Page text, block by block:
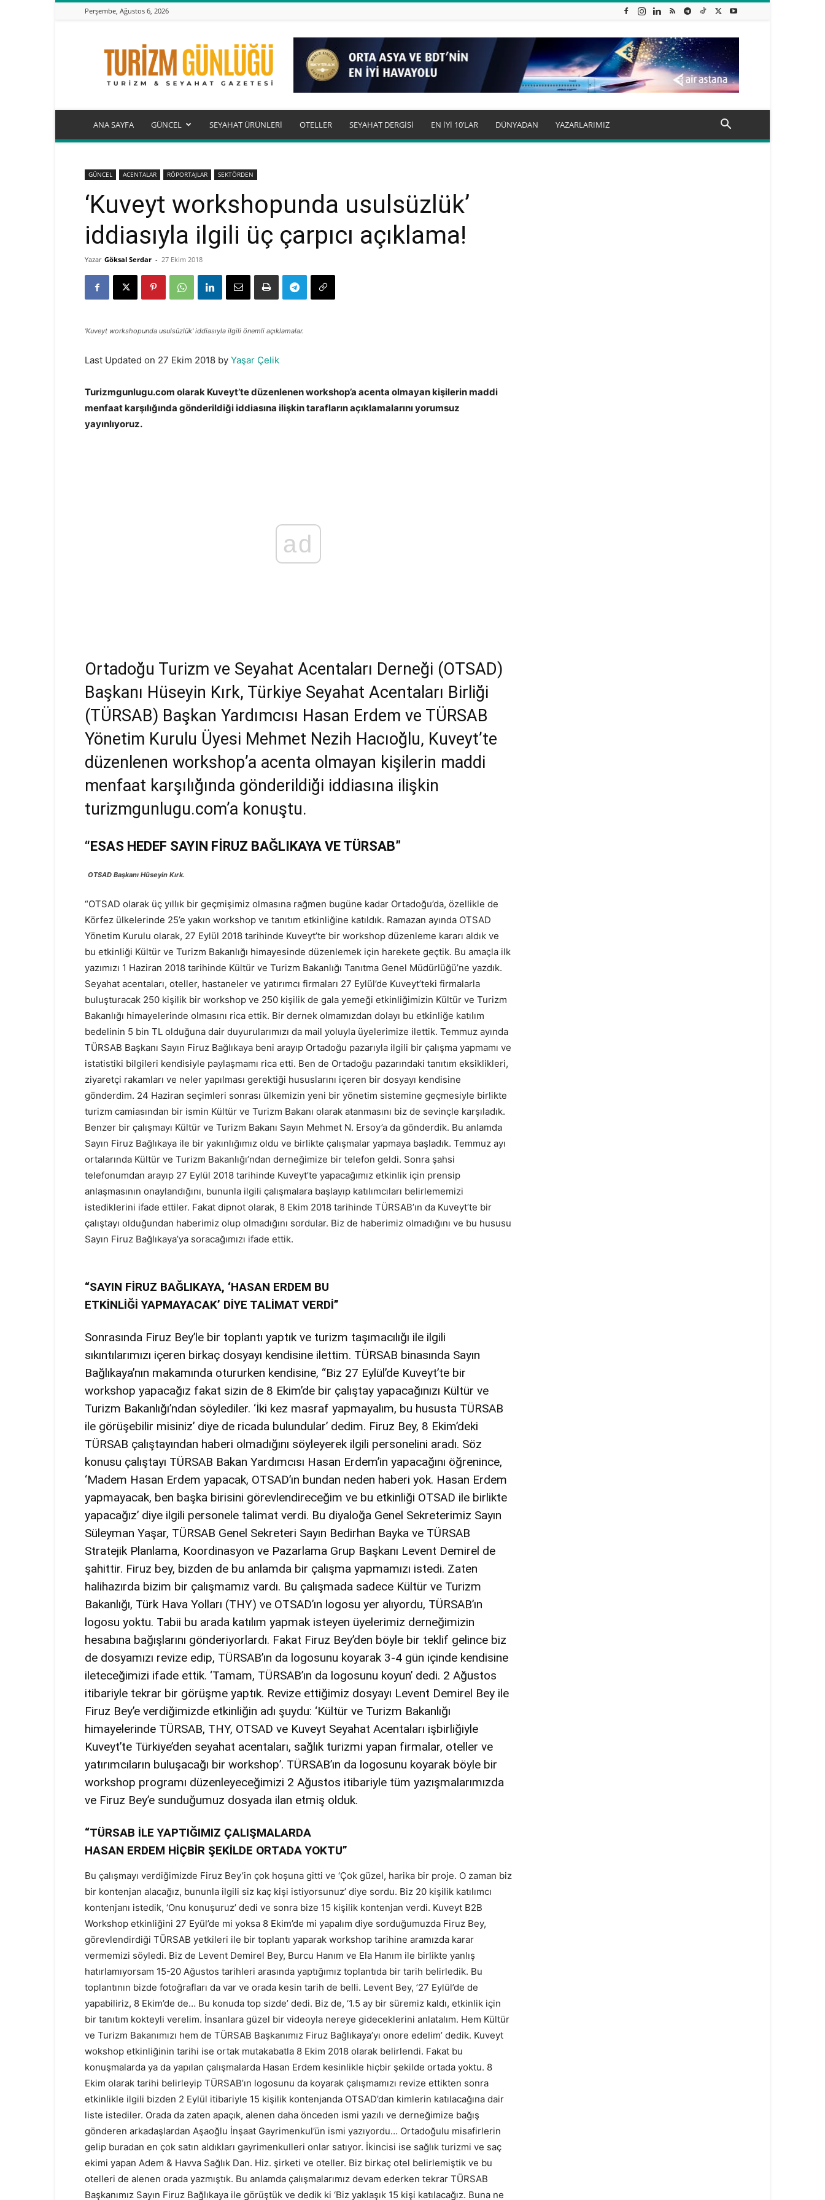
Perşembe, Ağustos 6, 2026
Turizm
Günlüğü
ANA SAYFA GÜNCEL SEYAHAT ÜRÜNLERİ OTELLER SEYAHAT DERGİSİ EN İYİ 10’LAR DÜNYADAN YAZARLARIMIZ
GÜNCEL ACENTALAR RÖPORTAJLAR SEKTÖRDEN
‘Kuveyt workshopunda usulsüzlük’
iddiasıyla ilgili üç çarpıcı açıklama!
Yazar Göksal Serdar - 27 Ekim 2018
'Kuveyt workshopunda usulsüzlük' iddiasıyla ilgili önemli açıklamalar.
Last Updated on 27 Ekim 2018 by Yaşar Çelik
Turizmgunlugu.com olarak Kuveyt’te düzenlenen workshop’a acenta olmayan kişilerin maddi
menfaat karşılığında gönderildiği iddiasına ilişkin tarafların açıklamalarını yorumsuz
yayınlıyoruz.
ad
Ortadoğu Turizm ve Seyahat Acentaları Derneği (OTSAD)
Başkanı Hüseyin Kırk, Türkiye Seyahat Acentaları Birliği
(TÜRSAB) Başkan Yardımcısı Hasan Erdem ve TÜRSAB
Yönetim Kurulu Üyesi Mehmet Nezih Hacıoğlu, Kuveyt’te
düzenlenen workshop’a acenta olmayan kişilerin maddi
menfaat karşılığında gönderildiği iddiasına ilişkin
turizmgunlugu.com’a konuştu.
“ESAS HEDEF SAYIN FİRUZ BAĞLIKAYA VE TÜRSAB”
OTSAD Başkanı Hüseyin Kırk.
“OTSAD olarak üç yıllık bir geçmişimiz olmasına rağmen bugüne kadar Ortadoğu’da, özellikle de
Körfez ülkelerinde 25’e yakın workshop ve tanıtım etkinliğine katıldık. Ramazan ayında OTSAD
Yönetim Kurulu olarak, 27 Eylül 2018 tarihinde Kuveyt’te bir workshop düzenleme kararı aldık ve
bu etkinliği Kültür ve Turizm Bakanlığı himayesinde düzenlemek için harekete geçtik. Bu amaçla ilk
yazımızı 1 Haziran 2018 tarihinde Kültür ve Turizm Bakanlığı Tanıtma Genel Müdürlüğü’ne yazdık.
Seyahat acentaları, oteller, hastaneler ve yatırımcı firmaları 27 Eylül’de Kuveyt’teki firmalarla
buluşturacak 250 kişilik bir workshop ve 250 kişilik de gala yemeği etkinliğimizin Kültür ve Turizm
Bakanlığı himayelerinde olmasını rica ettik. Bir dernek olmamızdan dolayı bu etkinliğe katılım
bedelinin 5 bin TL olduğuna dair duyurularımızı da mail yoluyla üyelerimize ilettik. Temmuz ayında
TÜRSAB Başkanı Sayın Firuz Bağlıkaya beni arayıp Ortadoğu pazarıyla ilgili bir çalışma yapmamı ve
istatistiki bilgileri kendisiyle paylaşmamı rica etti. Ben de Ortadoğu pazarındaki tanıtım eksiklikleri,
ziyaretçi rakamları ve neler yapılması gerektiği hususlarını içeren bir dosyayı kendisine
gönderdim. 24 Haziran seçimleri sonrası ülkemizin yeni bir yönetim sistemine geçmesiyle birlikte
turizm camiasından bir ismin Kültür ve Turizm Bakanı olarak atanmasını biz de sevinçle karşıladık.
Benzer bir çalışmayı Kültür ve Turizm Bakanı Sayın Mehmet N. Ersoy’a da gönderdik. Bu anlamda
Sayın Firuz Bağlıkaya ile bir yakınlığımız oldu ve birlikte çalışmalar yapmaya başladık. Temmuz ayı
ortalarında Kültür ve Turizm Bakanlığı’ndan derneğimize bir telefon geldi. Sonra şahsi
telefonumdan arayıp 27 Eylül 2018 tarihinde Kuveyt’te yapacağımız etkinlik için prensip
anlaşmasının onaylandığını, bununla ilgili çalışmalara başlayıp katılımcıları belirlememizi
istediklerini ifade ettiler. Fakat dipnot olarak, 8 Ekim 2018 tarihinde TÜRSAB’ın da Kuveyt’te bir
çalıştayı olduğundan haberimiz olup olmadığını sordular. Biz de haberimiz olmadığını ve bu hususu
Sayın Firuz Bağlıkaya’ya soracağımızı ifade ettik.
“SAYIN FİRUZ BAĞLIKAYA, ‘HASAN ERDEM BU
ETKİNLİĞİ YAPMAYACAK’ DİYE TALİMAT VERDİ”
Sonrasında Firuz Bey’le bir toplantı yaptık ve turizm taşımacılığı ile ilgili
sıkıntılarımızı içeren birkaç dosyayı kendisine ilettim. TÜRSAB binasında Sayın
Bağlıkaya’nın makamında otururken kendisine, “Biz 27 Eylül’de Kuveyt’te bir
workshop yapacağız fakat sizin de 8 Ekim’de bir çalıştay yapacağınızı Kültür ve
Turizm Bakanlığı’ndan söylediler. ‘İki kez masraf yapmayalım, bu hususta TÜRSAB
ile görüşebilir misiniz’ diye de ricada bulundular’ dedim. Firuz Bey, 8 Ekim’deki
TÜRSAB çalıştayından haberi olmadığını söyleyerek ilgili personelini aradı. Söz
konusu çalıştayı TÜRSAB Bakan Yardımcısı Hasan Erdem’in yapacağını öğrenince,
‘Madem Hasan Erdem yapacak, OTSAD’ın bundan neden haberi yok. Hasan Erdem
yapmayacak, ben başka birisini görevlendireceğim ve bu etkinliği OTSAD ile birlikte
yapacağız’ diye ilgili personele talimat verdi. Bu diyaloğa Genel Sekreterimiz Sayın
Süleyman Yaşar, TÜRSAB Genel Sekreteri Sayın Bedirhan Bayka ve TÜRSAB
Stratejik Planlama, Koordinasyon ve Pazarlama Grup Başkanı Levent Demirel de
şahittir. Firuz bey, bizden de bu anlamda bir çalışma yapmamızı istedi. Zaten
halihazırda bizim bir çalışmamız vardı. Bu çalışmada sadece Kültür ve Turizm
Bakanlığı, Türk Hava Yolları (THY) ve OTSAD’ın logosu yer alıyordu, TÜRSAB’ın
logosu yoktu. Tabii bu arada katılım yapmak isteyen üyelerimiz derneğimizin
hesabına bağışlarını gönderiyorlardı. Fakat Firuz Bey’den böyle bir teklif gelince biz
de dosyamızı revize edip, TÜRSAB’ın da logosunu koyarak 3-4 gün içinde kendisine
ileteceğimizi ifade ettik. ‘Tamam, TÜRSAB’ın da logosunu koyun’ dedi. 2 Ağustos
itibariyle tekrar bir görüşme yaptık. Revize ettiğimiz dosyayı Levent Demirel Bey ile
Firuz Bey’e verdiğimizde etkinliğin adı şuydu: ‘Kültür ve Turizm Bakanlığı
himayelerinde TÜRSAB, THY, OTSAD ve Kuveyt Seyahat Acentaları işbirliğiyle
Kuveyt’te Türkiye’den seyahat acentaları, sağlık turizmi yapan firmalar, oteller ve
yatırımcıların buluşacağı bir workshop’. TÜRSAB’ın da logosunu koyarak böyle bir
workshop programı düzenleyeceğimizi 2 Ağustos itibariyle tüm yazışmalarımızda
ve Firuz Bey’e sunduğumuz dosyada ilan etmiş olduk.
“TÜRSAB İLE YAPTIĞIMIZ ÇALIŞMALARDA
HASAN ERDEM HİÇBİR ŞEKİLDE ORTADA YOKTU”
Bu çalışmayı verdiğimizde Firuz Bey’in çok hoşuna gitti ve ‘Çok güzel, harika bir proje. O zaman biz
bir kontenjan alacağız, bununla ilgili siz kaç kişi istiyorsunuz’ diye sordu. Biz 20 kişilik katılımcı
kontenjanı istedik, ‘Onu konuşuruz’ dedi ve sonra bize 15 kişilik kontenjan verdi. Kuveyt B2B
Workshop etkinliğini 27 Eyül’de mi yoksa 8 Ekim’de mi yapalım diye sorduğumuzda Firuz Bey,
görevlendirdiği TÜRSAB yetkileri ile bir toplantı yaparak workshop tarihine aramızda karar
vermemizi söyledi. Biz de Levent Demirel Bey, Burcu Hanım ve Ela Hanım ile birlikte yanlış
hatırlamıyorsam 15-20 Ağustos tarihleri arasında yaptığımız toplantıda bir tarih belirledik. Bu
toplantının bizde fotoğrafları da var ve orada kesin tarih de belli. Levent Bey, ’27 Eylül’de de
yapabiliriz, 8 Ekim’de de… Bu konuda top sizde’ dedi. Biz de, ‘1.5 ay bir süremiz kaldı, etkinlik için
bir tanıtım kokteyli verelim. İnsanlara güzel bir videoyla nereye gideceklerini anlatalım. Hem Kültür
ve Turizm Bakanımızı hem de TÜRSAB Başkanımız Firuz Bağlıkaya’yı onore edelim’ dedik. Kuveyt
wokshop etkinliğinin tarihi ise ortak mutakabatla 8 Ekim 2018 olarak belirlendi. Fakat bu
konuşmalarda ya da yapılan çalışmalarda Hasan Erdem kesinlikle hiçbir şekilde ortada yoktu. 8
Ekim olarak tarihi belirleyip TÜRSAB’ın logosunu da koyarak çalışmamızı revize ettikten sonra
etkinlikle ilgili bizden 2 Eylül itibariyle 15 kişilik kontenjanda OTSAD’dan kimlerin katılacağına dair
liste istediler. Orada da zaten apaçık, alenen daha önceden ismi yazılı ve derneğimize bağış
gönderen arkadaşlardan Aşaoğlu İnşaat Gayrimenkul’ün ismi yazıyordu… Ortadoğulu misafirlerin
gelip buradan en çok satın aldıkları gayrimenkulleri onlar satıyor. İkincisi ise sağlık turizmi ve saç
ekimi yapan Adem & Havva Sağlık Dan. Hiz. şirketi ve oteller. Biz birkaç otel belirlemiştik ve bu
otelleri de alenen orada yazmıştık. Bu anlamda çalışmalarımız devam ederken tekrar TÜRSAB
Başkanımız Sayın Firuz Bağlıkaya ile görüştük ve dedik ki ‘Biz yaklaşık 15 kişi katılacağız. Buna ne